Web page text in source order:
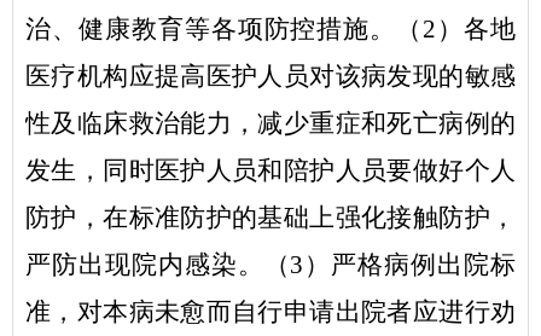
治、健康教育等各项防控措施。（ 2 ）各地
医疗机构应提高医护人员对该病发现的敏感
性及临床救治能力，减少重症和死亡病例的
发生，同时医护人员和陪护人员要做好个人
防护，在标准防护的基础上强化接触防护，
严防出现院内感染。（3 ）严格病例出院标
准，对本病未愈而自行申请出院者应进行劝